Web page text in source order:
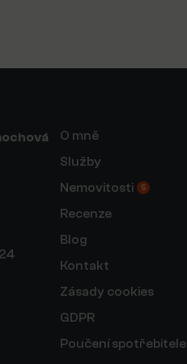
O mně
Služby
Nemovitosti
5
Recenze
Blog
Kontakt
Zásady cookies
GDPR
Poučení spotřebitele